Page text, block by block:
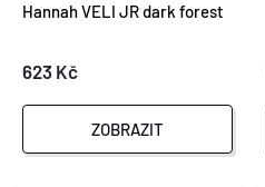
Hannah VELI JR dark forest
623 Kč
ZOBRAZIT